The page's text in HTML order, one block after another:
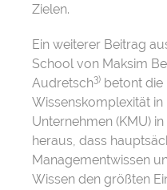
Zielen.
Ein weiterer Beitrag
School von Maksim
Audretsch3) betont die
Wissenskomplexität
Unternehmen (KMU)
heraus, dass
Managementwissen
Wissen den größten